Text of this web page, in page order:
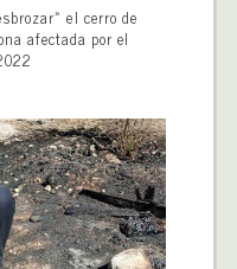
el cerro de
afectada por el